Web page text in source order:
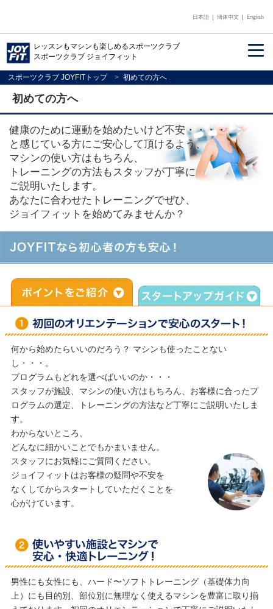
日本語 簡体中文 English
レッスンもマシンも楽しめるスポーツクラブ
スポーツクラブ ジョイフィット
総合TOP
JOYFIT24
JOYFIT+
法人会員制度
スポーツクラブ JOYFITトップ 初めての方へ
初めての方へ
健康のために運動を始めたいけど不安・・・・
と感じている方にご安心して頂けるよう、
マシンの使い方はもちろん、
トレーニングの方法もスタッフが丁寧に
ご説明いたします。
あなたに合わせたトレーニングでぜひ、
ジョイフィットを始めてみませんか？
何から始めたらいいのだろう？ マシンも使ったことない
スタッフが施設、マシンの使い方はもちろん、お客様に合ったプ
ログラムの選定、トレーニングの方法など丁寧にご説明いたしま
す。
どんなに細かいことでもかまいません。
スタッフにお気軽にご質問ください。
なくしてからスタートしていただくことを
心がけています。
男性にも女性にも、ハード〜ソフトトレーニング（基礎体力向
上）にも目的別、部位別に無理なく使えるマシンを豊富に取り揃
えております。初回のオリエンテーションで丁寧にご説明いたし
ますので初めての方、マシンの使い方など分からなくても大丈
充実のシャワールームでしっかり汗を流した後はゆったりとくつ
ろげるリラクゼーションルーム、友達と会話もはずむコミュニケ
ーションスペースもぜひご活用ください。
運動からリラックスまで安心して過ごせるジョイフィットは
お客様の「ライフスタイル」をサポートします。
ご年齢に関係なく誰でも楽しめるストレッチ中心のプログラムか
らヨガ、ピラティス、人気のベリーダンスを取り入れたベリーシ
ゆっくり楽しめるプログラムや本格的なプログラムまで、
多彩で豊富なメニューの中からお客様の好みに合わせて